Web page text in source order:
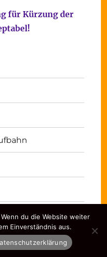
für Kürzung der
Stolz
du die Website weiter
Einverständnis aus.